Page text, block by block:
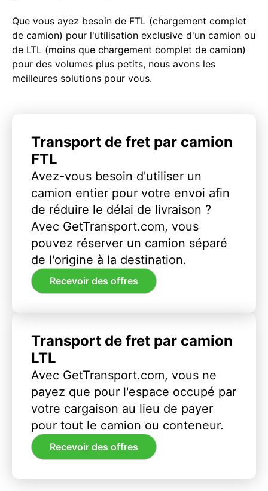
Que vous ayez besoin de FTL (chargement complet
de camion) pour l'utilisation exclusive d'un camion ou
de LTL (moins que chargement complet de camion)
pour des volumes plus petits, nous avons les
meilleures solutions pour vous.
Transport de fret par camion
FTL
Avez-vous besoin d'utiliser un
camion entier pour votre envoi afin
de réduire le délai de livraison ?
Avec GetTransport.com, vous
pouvez réserver un camion séparé
de l'origine à la destination.
Recevoir des offres
Transport de fret par camion
LTL
Avec GetTransport.com, vous ne
payez que pour l'espace occupé par
votre cargaison au lieu de payer
pour tout le camion ou conteneur.
Recevoir des offres